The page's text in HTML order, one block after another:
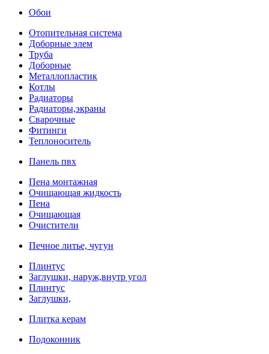
Обои
Отопительная система
Доборные элем
Труба
Доборные
Металлопластик
Котлы
Радиаторы
Радиаторы,экраны
Сварочные
Фитинги
Теплоноситель
Панель пвх
Пена монтажная
Очищающая жидкость
Пена
Очищающая
Очистители
Печное литье, чугун
Плинтус
Заглушки, наруж,внутр угол
Плинтус
Заглушки,
Плитка керам
Подоконник